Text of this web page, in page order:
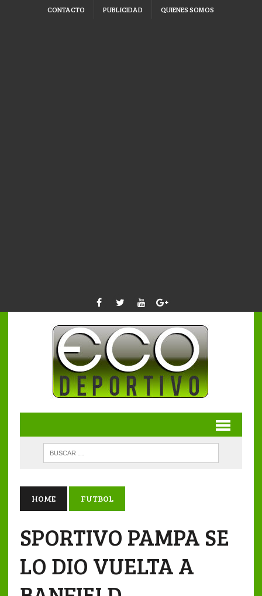
CONTACTO PUBLICIDAD QUIENES SOMOS
HOME FUTBOL
SPORTIVO PAMPA SE
LO DIO VUELTA A